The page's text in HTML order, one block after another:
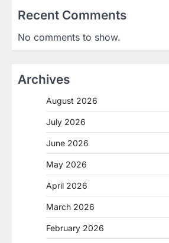
Recent Comments
No comments to show.
Archives
August 2026
July 2026
June 2026
May 2026
April 2026
March 2026
February 2026